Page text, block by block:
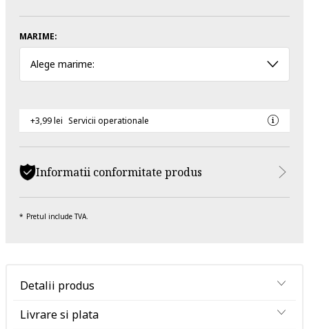
MARIME:
Alege marime:
+3,99 lei Servicii operationale
Informatii conformitate produs
Pretul include TVA.
Detalii produs
Livrare si plata